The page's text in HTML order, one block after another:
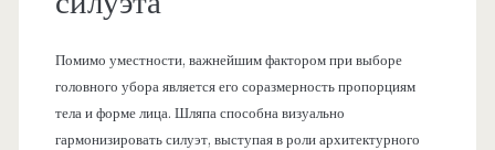
Помимо уместности, важнейшим фактором при выборе
головного убора является его соразмерность пропорциям
тела и форме лица. Шляпа способна визуально
гармонизировать силуэт, выступая в роли архитектурного